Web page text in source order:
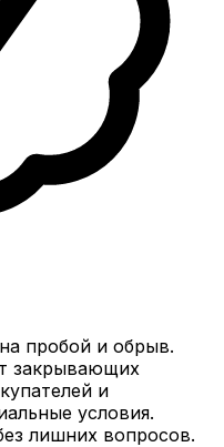
пробой и обрыв.
закрывающих
и
условия.
лишних вопросов.